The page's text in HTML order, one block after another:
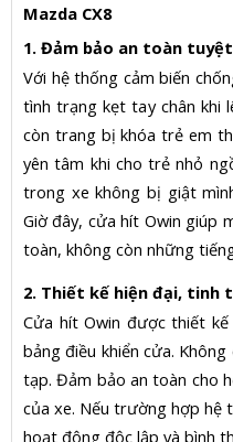
Mazda CX8
1. Đảm bảo an toàn
Với hệ thống cảm biến
tình trạng kẹt tay chân khi
còn trang bị khóa trẻ em
yên tâm khi cho trẻ nhỏ
trong xe không bị giật
Giờ đây, cửa hít Owin giúp
toàn, không còn những
2. Thiết kế hiện đại, tinh
Cửa hít Owin được thiết
bảng điều khiển cửa.
tạp. Đảm bảo an toàn cho
của xe. Nếu trường hợp hệ
hoạt động độc lập và bình